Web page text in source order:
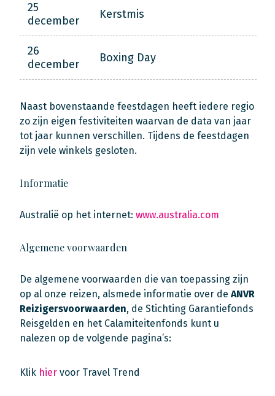
25
december
Kerstmis
26
december
Boxing Day
Naast bovenstaande feestdagen heeft iedere regio
zo zijn eigen festiviteiten waarvan de data van jaar
tot jaar kunnen verschillen. Tijdens de feestdagen
zijn vele winkels gesloten.
Informatie
Australië op het internet: www.australia.com
Algemene voorwaarden
De algemene voorwaarden die van toepassing zijn
op al onze reizen, alsmede informatie over de ANVR
Reizigersvoorwaarden, de Stichting Garantiefonds
Reisgelden en het Calamiteitenfonds kunt u
nalezen op de volgende pagina’s:
Klik hier voor Travel Trend